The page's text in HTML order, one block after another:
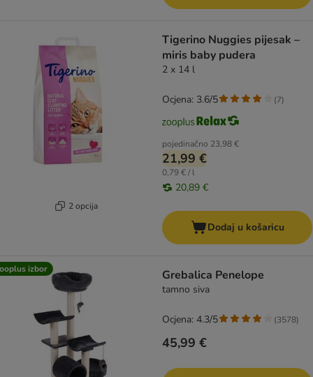
2 opcija
Tigerino Nuggies pijesak –
miris baby pudera
2 x 14 l
pojedinačno 23,98 €
21,99 €
0,79 € / l
20,89 €
Ocjena: 3.6/5 (7)
Dodaj u košaricu
izbor Grebalica Penelope
tamno siva
45,99 €
Ocjena: 4.3/5 (3578)